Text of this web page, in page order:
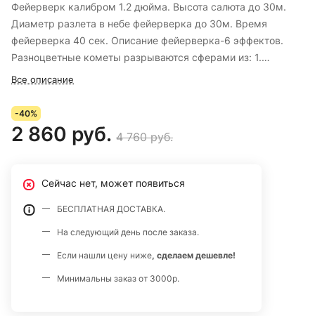
Фейерверк калибром 1.2 дюйма. Высота салюта до 30м.
Диаметр разлета в небе фейерверка до 30м. Время
фейерверка 40 сек. Описание фейерверка-6 эффектов.
Разноцветные кометы разрываются сферами из: 1.
красных, зеленых и синих огней; 2. красных огней с
зеленых огней с серебряными форсами; 5. красных и
белых мерцающих огней; 6. крупных красных огней и
золотых форсов с серебряными трещащими искрами.
Все описание
-40%
2 860 руб. 4 760 руб.
Сейчас нет, может появиться
БЕСПЛАТНАЯ ДОСТАВКА.
На следующий день после заказа.
Если нашли цену ниже, сделаем дешевле!
Минимальны заказ от 3000р.